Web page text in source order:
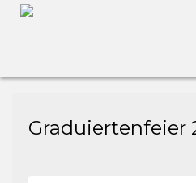
Graduiertenfeier